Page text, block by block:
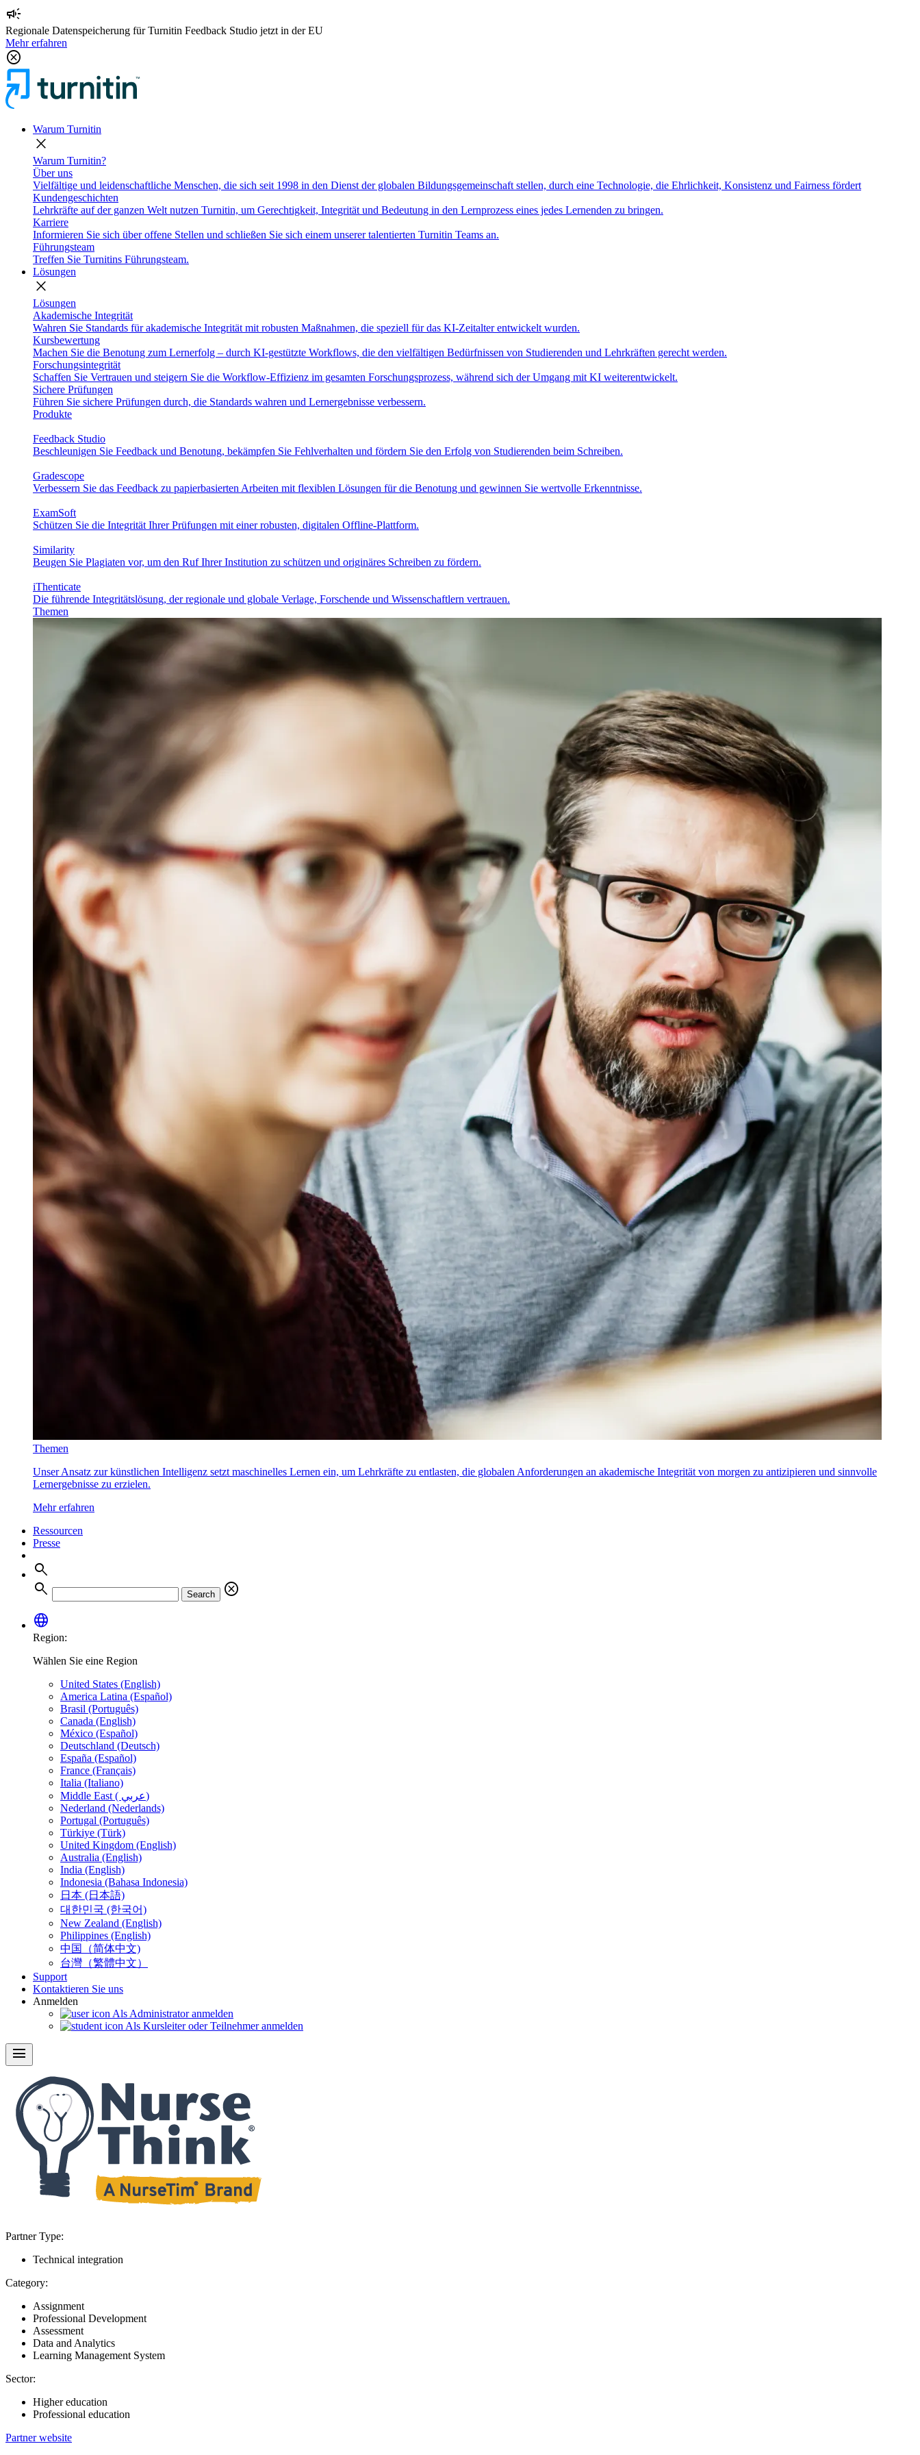
campaign
Regionale Datenspeicherung für Turnitin Feedback Studio jetzt in der EU
Mehr erfahren
cancel
Warum Turnitin
close
Warum Turnitin?
Über uns
Vielfältige und leidenschaftliche Menschen, die sich seit 1998 in den Dienst der globalen Bildungsgemeinschaft stellen, durch eine Technologie, die Ehrlichkeit, Konsistenz und Fairness fördert
Kundengeschichten
Lehrkräfte auf der ganzen Welt nutzen Turnitin, um Gerechtigkeit, Integrität und Bedeutung in den Lernprozess eines jedes Lernenden zu bringen.
Karriere
Informieren Sie sich über offene Stellen und schließen Sie sich einem unserer talentierten Turnitin Teams an.
Führungsteam
Treffen Sie Turnitins Führungsteam.
Lösungen
close
Lösungen
Akademische Integrität
Wahren Sie Standards für akademische Integrität mit robusten Maßnahmen, die speziell für das KI-Zeitalter entwickelt wurden.
Kursbewertung
Machen Sie die Benotung zum Lernerfolg – durch KI-gestützte Workflows, die den vielfältigen Bedürfnissen von Studierenden und Lehrkräften gerecht werden.
Forschungsintegrität
Schaffen Sie Vertrauen und steigern Sie die Workflow-Effizienz im gesamten Forschungsprozess, während sich der Umgang mit KI weiterentwickelt.
Sichere Prüfungen
Führen Sie sichere Prüfungen durch, die Standards wahren und Lernergebnisse verbessern.
Produkte
Feedback Studio
Beschleunigen Sie Feedback und Benotung, bekämpfen Sie Fehlverhalten und fördern Sie den Erfolg von Studierenden beim Schreiben.
Gradescope
Verbessern Sie das Feedback zu papierbasierten Arbeiten mit flexiblen Lösungen für die Benotung und gewinnen Sie wertvolle Erkenntnisse.
ExamSoft
Schützen Sie die Integrität Ihrer Prüfungen mit einer robusten, digitalen Offline-Plattform.
Similarity
Beugen Sie Plagiaten vor, um den Ruf Ihrer Institution zu schützen und originäres Schreiben zu fördern.
iThenticate
Die führende Integritätslösung, der regionale und globale Verlage, Forschende und Wissenschaftlern vertrauen.
Themen
Themen
Unser Ansatz zur künstlichen Intelligenz setzt maschinelles Lernen ein, um Lehrkräfte zu entlasten, die globalen Anforderungen an akademische Integrität von morgen zu antizipieren und sinnvolle
Lernergebnisse zu erzielen.
Mehr erfahren
Ressourcen
Presse
search
search
Search
cancel
language
Region:
Wählen Sie eine Region
United States (English)
America Latina (Español)
Brasil (Português)
Canada (English)
México (Español)
Deutschland (Deutsch)
España (Español)
France (Français)
Italia (Italiano)
Middle East ( عربي)
Nederland (Nederlands)
Portugal (Português)
Türkiye (Türk)
United Kingdom (English)
Australia (English)
India (English)
Indonesia (Bahasa Indonesia)
日本 (日本語)
대한민국 (한국어)
New Zealand (English)
Philippines (English)
中国（简体中文)
台灣（繁體中文）
Support
Kontaktieren Sie uns
Anmelden
Als Administrator anmelden
Als Kursleiter oder Teilnehmer anmelden
menu
Partner Type:
Technical integration
Category:
Assignment
Professional Development
Assessment
Data and Analytics
Learning Management System
Sector:
Higher education
Professional education
Partner website